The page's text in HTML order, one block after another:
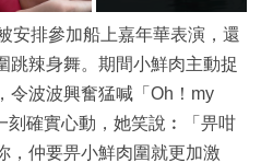
安排參加船上嘉年華表演，還
跳辣身舞。期間小鮮肉主動捉
令波波興奮猛喊「Oh！my
刻確實心動，她笑說︰「畀咁
，仲要畀小鮮肉圍就更加激